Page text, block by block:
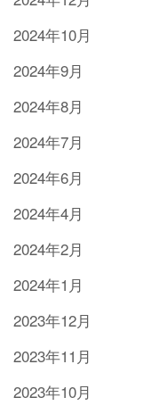
2024年10月
2024年9月
2024年8月
2024年7月
2024年6月
2024年4月
2024年2月
2024年1月
2023年12月
2023年11月
2023年10月